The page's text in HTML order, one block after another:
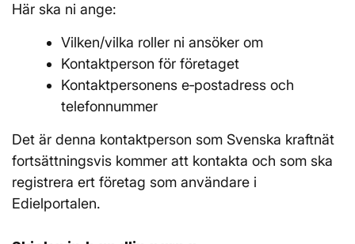
Här ska ni ange:
Vilken/vilka roller ni ansöker om
Kontaktperson för företaget
Kontaktpersonens e‑postadress och
telefonnummer
Det är denna kontaktperson som Svenska kraftnät
fortsättningsvis kommer att kontakta och som ska
registrera ert företag som användare i
Edielportalen.